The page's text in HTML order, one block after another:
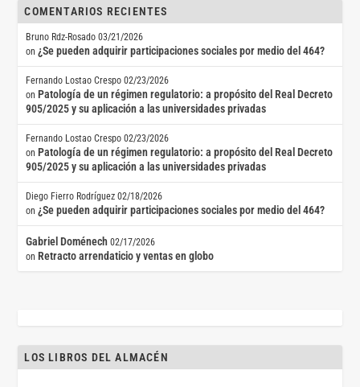
COMENTARIOS RECIENTES
Bruno Rdz-Rosado 03/21/2026
on¿Se pueden adquirir participaciones sociales por medio del 464?
Fernando Lostao Crespo 02/23/2026
on Patología de un régimen regulatorio: a propósito del Real Decreto
905/2025 y su aplicación a las universidades privadas
Fernando Lostao Crespo 02/23/2026
on Patología de un régimen regulatorio: a propósito del Real Decreto
905/2025 y su aplicación a las universidades privadas
Diego Fierro Rodríguez 02/18/2026
on¿Se pueden adquirir participaciones sociales por medio del 464?
Gabriel Doménech 02/17/2026
on Retracto arrendaticio y ventas en globo
LOS LIBROS DEL ALMACÉN